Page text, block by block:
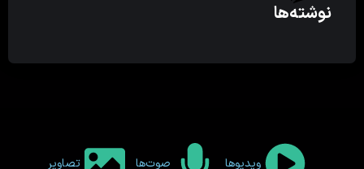
نوشته‌ها
ویدیوها صوت‌ها تصاویر